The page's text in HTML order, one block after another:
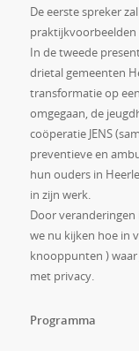
De eerste spreker
praktijkvoorbeelden
In de tweede
drietal gemeenten
transformatie op
omgegaan, de
coöperatie JENS
preventieve en
hun ouders in
in zijn werk.
Door veranderingen
we nu kijken hoe in
knooppunten ) waar
met privacy.
Programma